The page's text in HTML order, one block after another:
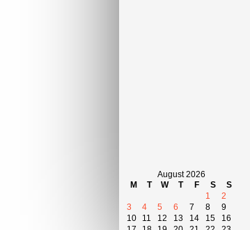
August 2026
M
T W T F S
S
1
2
3
4 5 6 7 8
9
10
11 12 13 14 15
16